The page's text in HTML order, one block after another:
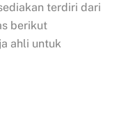
terdiri dari
berikut
ahli untuk